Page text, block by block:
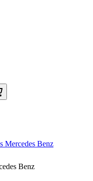
Mercedes Benz
Benz